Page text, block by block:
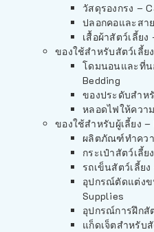
วัสดุรองกรง –
ปลอกคอและสา
เสื้อผ้าสัตว์เลี้ย
ของใช้สำหรับสัตว์เลี้ย
โดมนอนและที่น
Bedding
ของประดับสำห
หลอดไฟให้ควา
ของใช้สำหรับผู้เลี้ยง
ผลิตภัณฑ์ทำคว
กระเป๋าสัตว์เลี้
รถเข็นสัตว์เลี้ย
อุปกรณ์ตัดแต่งข
Supplies
อุปกรณ์การฝึกสั
แก็ดเจ็ตสำหรับ